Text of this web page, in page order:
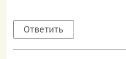
Ответить